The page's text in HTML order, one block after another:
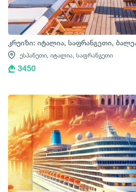
კრუიზი: იტალია, საფრანგეთი,
ესპანეთი, იტალია, საფრანგეთი
3450